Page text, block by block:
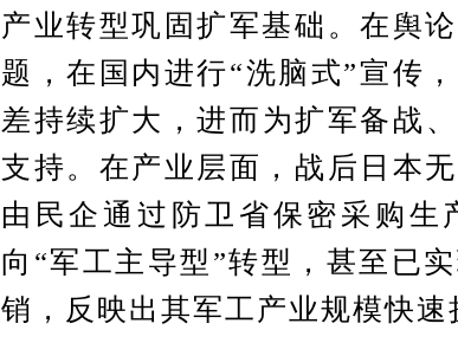
产业转型巩固扩军基础。在舆
题，在国内进行“洗脑式”宣传
差持续扩大，进而为扩军备战
支持。在产业层面，战后日本
由民企通过防卫省保密采购生
向“军工主导型”转型，甚至已
销，反映出其军工产业规模快速